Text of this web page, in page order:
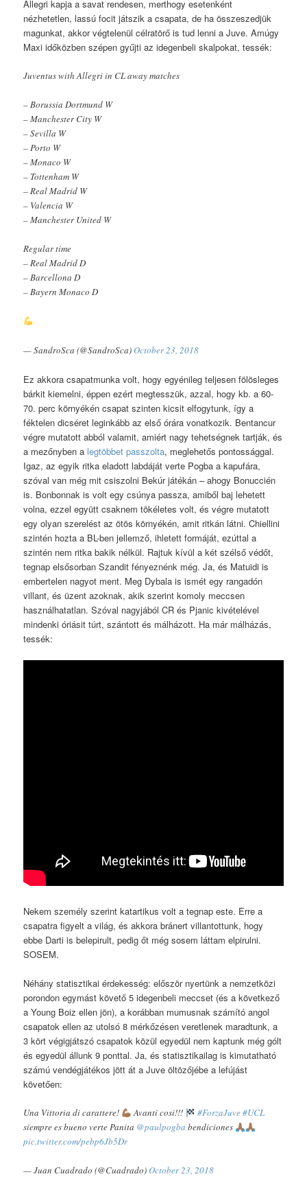
Allegri kapja a savat rendesen, merthogy esetenként
nézhetetlen, lassú focit játszik a csapata, de ha összeszedjük
magunkat, akkor végtelenül célratörő is tud lenni a Juve. Amúgy
Maxi időközben szépen gyűjti az idegenbeli skalpokat, tessék:
Juventus with Allegri in CL away matches
– Borussia Dortmund W
– Manchester City W
– Sevilla W
– Porto W
– Monaco W
– Tottenham W
– Real Madrid W
– Valencia W
– Manchester United W
Regular time
– Real Madrid D
– Barcellona D
– Bayern Monaco D
— SandroSca (@SandroSca)October 23, 2018
Ez akkora csapatmunka volt, hogy egyénileg teljesen fölösleges
bárkit kiemelni, éppen ezért megtesszük, azzal, hogy kb. a 60-
70. perc környékén csapat szinten kicsit elfogytunk, így a
féktelen dicséret leginkább az első órára vonatkozik. Bentancur
végre mutatott abból valamit, amiért nagy tehetségnek tartják, és
a mezőnyben a legtöbbet passzolta, meglehetős pontossággal.
Igaz, az egyik ritka eladott labdáját verte Pogba a kapufára,
szóval van még mit csiszolni Bekúr játékán – ahogy Bonuccién
is. Bonbonnak is volt egy csúnya passza, amiből baj lehetett
volna, ezzel együtt csaknem tökéletes volt, és végre mutatott
egy olyan szerelést az ötös környékén, amit ritkán látni. Chiellini
szintén hozta a BL-ben jellemző, ihletett formáját, ezúttal a
szintén nem ritka bakik nélkül. Rajtuk kívül a két szélső védőt,
tegnap elsősorban Szandit fényeznénk még. Ja, és Matuidi is
embertelen nagyot ment. Meg Dybala is ismét egy rangadón
villant, és üzent azoknak, akik szerint komoly meccsen
használhatatlan. Szóval nagyjából CR és Pjanic kivételével
mindenki óriásit túrt, szántott és málházott. Ha már málházás,
tessék:
Nekem személy szerint katartikus volt a tegnap este. Erre a
csapatra figyelt a világ, és akkora bránert villantottunk, hogy
ebbe Darti is belepirult, pedig őt még sosem láttam elpirulni.
SOSEM.
Néhány statisztikai érdekesség: először nyertünk a nemzetközi
porondon egymást követő 5 idegenbeli meccset (és a következő
a Young Boiz ellen jön), a korábban mumusnak számító angol
csapatok ellen az utolsó 8 mérkőzésen veretlenek maradtunk, a
3 kört végigjátszó csapatok közül egyedül nem kaptunk még gólt
és egyedül állunk 9 ponttal. Ja, és statisztikailag is kimutatható
számú vendégjátékos jött át a Juve öltözőjébe a lefújást
követően:
Una Vittoria di carattere! Avanti cosi!!! #ForzaJuve#UCL
siempre es bueno verte Panita @paulpogba bendiciones
pic.twitter.com/pebp6Jb5Dr
— Juan Cuadrado (@Cuadrado)October 23, 2018